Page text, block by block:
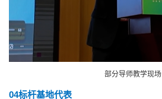
部分导师教学现场
04‍标杆基地代表